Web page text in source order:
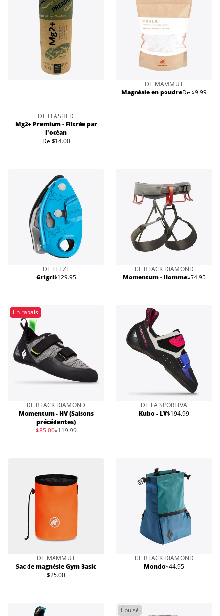
DE FLASHED
Mg2+ Premium - Filtrée par
l'océan
Prix
De $14.00
DE MAMMUT
Magnésie en poudrePrix
De $9.99
DE PETZL
GrigriPrix
$129.95
DE BLACK DIAMOND
Momentum - HommePrix
$74.95
En rabais
DE BLACK DIAMOND
Momentum - HV (Saisons
précédentes)
Prix
$85.00Prix
$119.99
DE LA SPORTIVA
Kubo - LVPrix
$194.99
DE MAMMUT
Sac de magnésie Gym Basic
Prix
$25.00
DE BLACK DIAMOND
MondoPrix
$44.95
Épuisé